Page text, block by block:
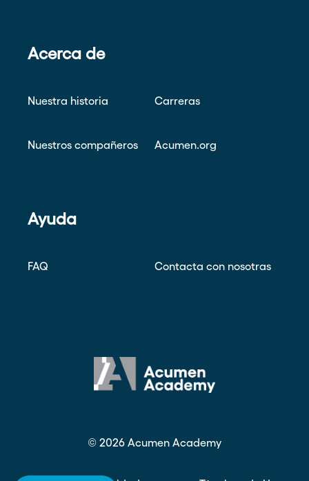
Acerca de
Nuestra historia Carreras
Nuestros compañeros Acumen.org
Ayuda
FAQ Contacta con nosotras
© 2026 Acumen Academy